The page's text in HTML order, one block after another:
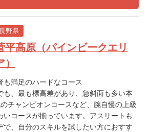
野県
平高原（パインビークエリ
）
も満足のハードなコース
も、最も標高差があり、急斜面も多い本
チャンピオンコースなど、腕自慢の上級
いコースが揃っています。アスリートも
で、自分のスキルを試したい方におすす